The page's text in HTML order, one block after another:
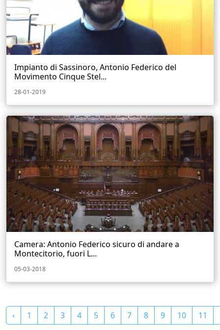
Impianto di Sassinoro, Antonio Federico del
Movimento Cinque Stel...
28-01-2019
Camera: Antonio Federico sicuro di andare a
Montecitorio, fuori L...
05-03-2018
‹ 1 2 3 4 5 6 7 8 9 10 11